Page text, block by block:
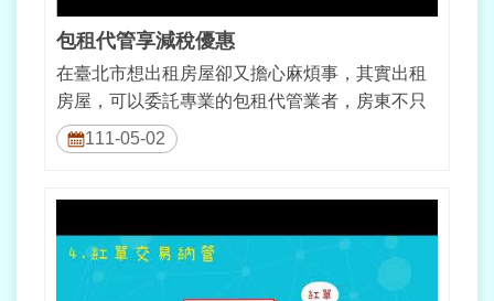
包租代管享減稅優惠
111-05-02
在臺北市想出租房屋卻又擔心麻煩事，其實出租
房屋，可以委託專業的包租代管業者，房東不只
更輕鬆，還能享有減稅優惠，臺北市特別...